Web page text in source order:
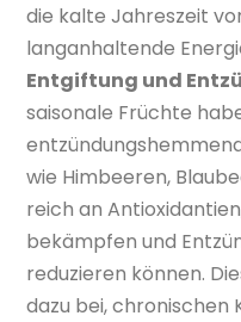
die kalte Jahreszeit
langanhaltende
Entgiftung und
saisonale Früchte
wie Himbeeren,
reich an
bekämpfen und
reduzieren können.
dazu bei, chronischen